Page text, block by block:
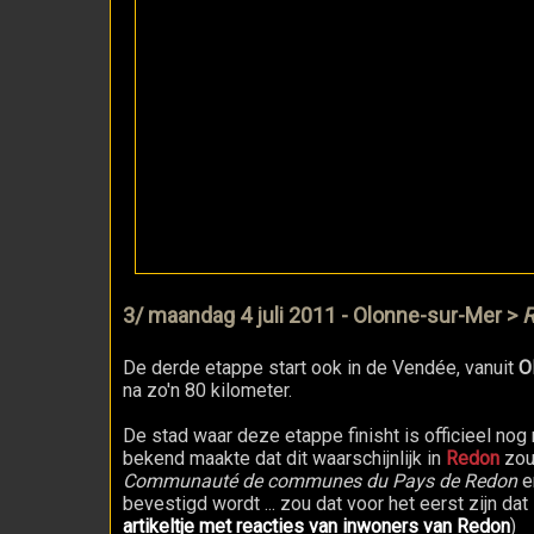
3/ maandag 4 juli 2011 - Olonne-sur-Mer >
De derde etappe start ook in de Vendée, vanuit
na zo'n 80 kilometer.
De stad waar deze etappe finisht is officieel nog
bekend maakte dat dit waarschijnlijk in Redon
Communauté de communes du Pays de Redon
bevestigd wordt ... zou dat voor het eerst zijn
artikeltje met reacties van inwoners van Redon)